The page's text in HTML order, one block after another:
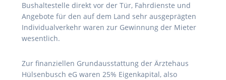
Bushaltestelle direkt vor der Tür, Fahrdienste und
Angebote für den auf dem Land sehr ausgeprägten
Individualverkehr waren zur Gewinnung der Mieter
wesentlich.
Zur finanziellen Grundausstattung der Ärztehaus
Hülsenbusch eG waren 25% Eigenkapital, also